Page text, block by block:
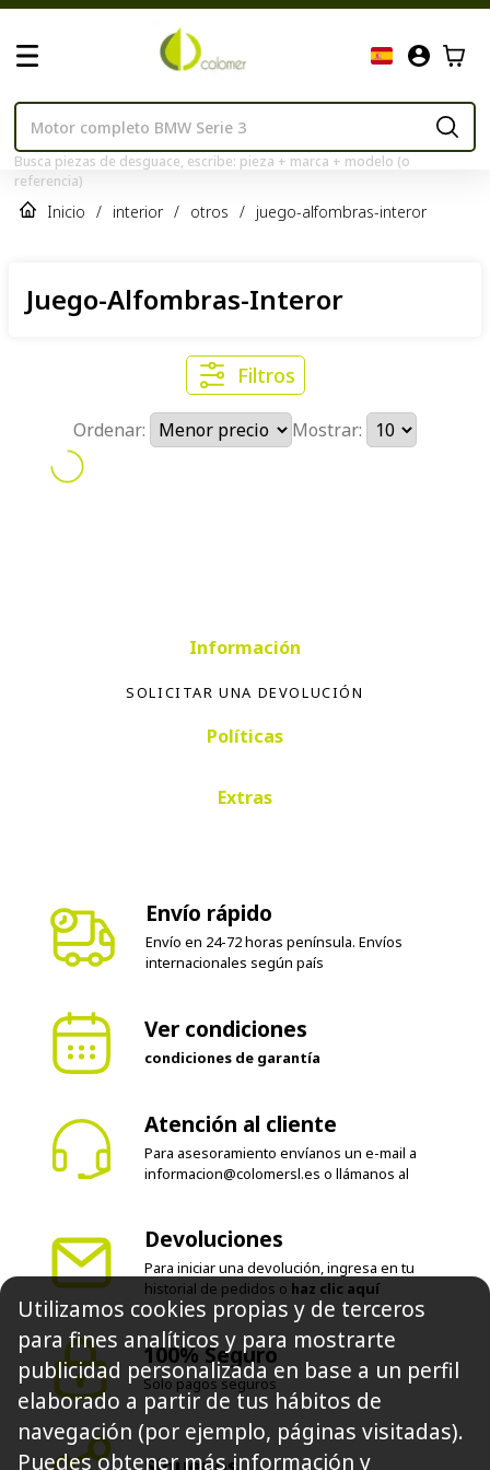
Busca piezas de desguace, escribe: pieza + marca + modelo (o
referencia)
Inicio / interior / otros / juego-alfombras-interor
Juego-Alfombras-Interor
Filtros
Ordenar: Mostrar:
SOLICITAR UNA DEVOLUCIÓN
Políticas
Envío en 24-72 horas península. Envíos
internacionales según país
condiciones de garantía
Para asesoramiento envíanos un e-mail a
informacion@colomersl.es o llámanos al
Para iniciar una devolución, ingresa en tu
historial de pedidos o
100% Seguro
Solo pagos seguros
Síguenos
Utilizamos cookies propias y de terceros
para fines analíticos y para mostrarte
publicidad personalizada en base a un perfil
elaborado a partir de tus hábitos de
navegación (por ejemplo, páginas visitadas).
Puedes obtener más información y